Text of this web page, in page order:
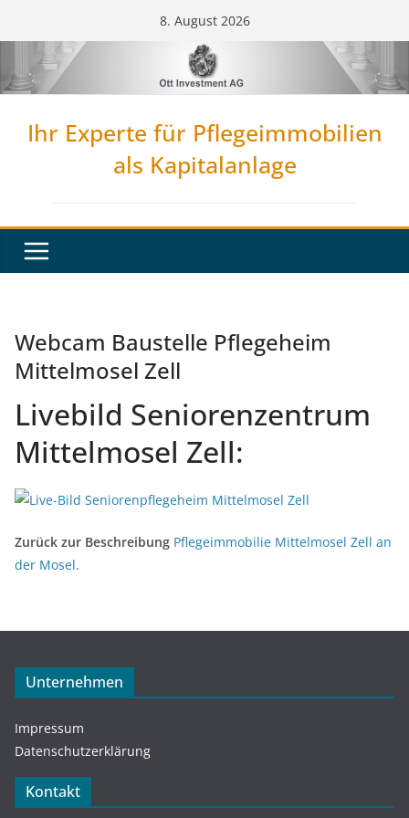
Inhalt
springen
8. August 2026
Ihr Experte für Pflegeimmobilien
als Kapitalanlage
Webcam Baustelle Pflegeheim
Mittelmosel Zell
Livebild Seniorenzentrum
Mittelmosel Zell:
Zurück zur Beschreibung Pflegeimmobilie Mittelmosel Zell an
der Mosel.
Unternehmen
Impressum
Datenschutzerklärung
Kontakt